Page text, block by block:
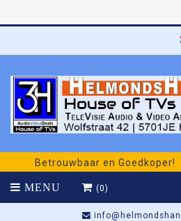
Betrouwbaar en Goedkoper!
MENU (0)